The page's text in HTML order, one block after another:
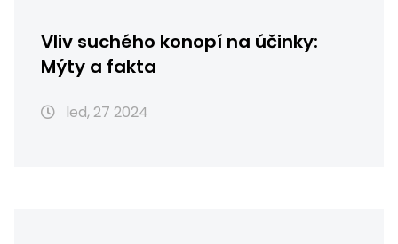
Vliv suchého konopí na účinky:
Mýty a fakta
led, 27 2024